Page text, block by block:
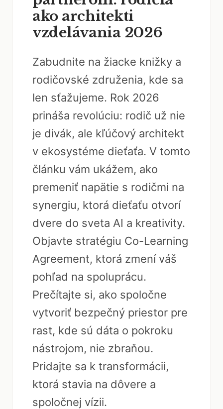
ako architekti
vzdelávania 2026
Zabudnite na žiacke knižky a
rodičovské združenia, kde sa
len sťažujeme. Rok 2026
prináša revolúciu: rodič už nie
je divák, ale kľúčový architekt
v ekosystéme dieťaťa. V tomto
článku vám ukážem, ako
premeniť napätie s rodičmi na
synergiu, ktorá dieťaťu otvorí
dvere do sveta AI a kreativity.
Objavte stratégiu Co-Learning
Agreement, ktorá zmení váš
pohľad na spoluprácu.
Prečítajte si, ako spoločne
vytvoriť bezpečný priestor pre
rast, kde sú dáta o pokroku
nástrojom, nie zbraňou.
Pridajte sa k transformácii,
ktorá stavia na dôvere a
spoločnej vízii.